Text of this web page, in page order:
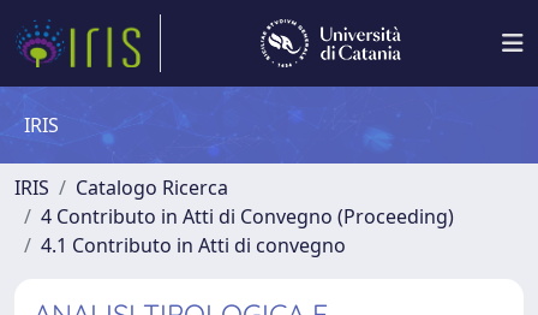
IRIS
IRIS
Catalogo Ricerca
4 Contributo in Atti di Convegno (Proceeding)
4.1 Contributo in Atti di convegno